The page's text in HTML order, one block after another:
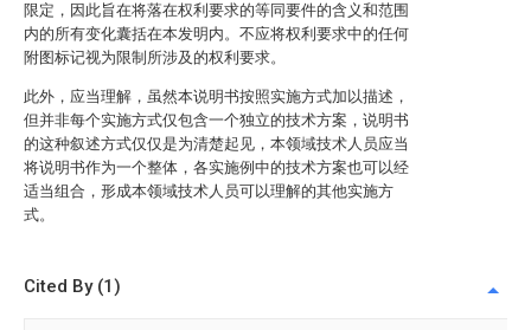
限定，因此旨在将落在权利要求的等同要件的含义和范围
内的所有变化囊括在本发明内。不应将权利要求中的任何
附图标记视为限制所涉及的权利要求。
此外，应当理解，虽然本说明书按照实施方式加以描述，
但并非每个实施方式仅包含一个独立的技术方案，说明书
的这种叙述方式仅仅是为清楚起见，本领域技术人员应当
将说明书作为一个整体，各实施例中的技术方案也可以经
适当组合，形成本领域技术人员可以理解的其他实施方
式。
Cited By (1)